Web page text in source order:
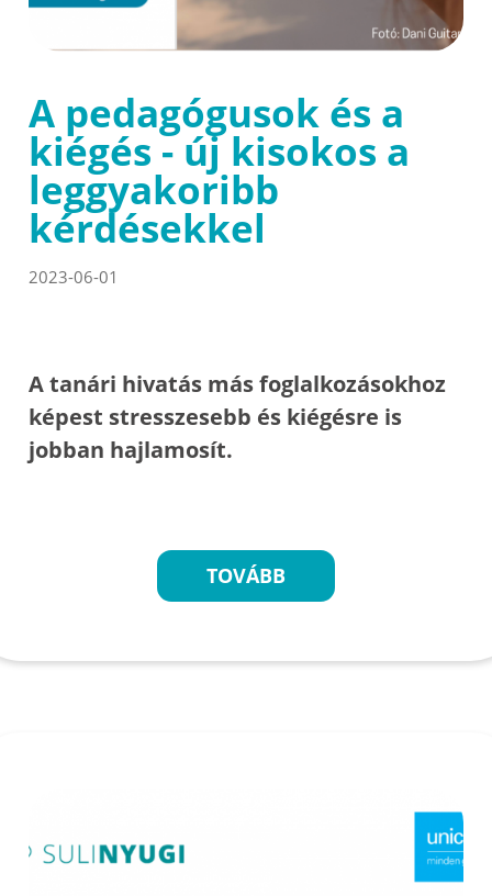
A pedagógusok és a
kiégés - új kisokos a
leggyakoribb
kérdésekkel
2023-06-01
A tanári hivatás más foglalkozásokhoz
képest stresszesebb és kiégésre is
jobban hajlamosít.
TOVÁBB